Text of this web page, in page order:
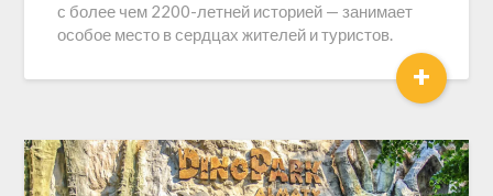
с более чем 2200-летней историей — занимает
особое место в сердцах жителей и туристов.
+